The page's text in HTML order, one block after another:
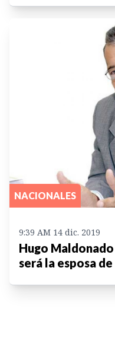
NACIONALES
9:39 AM 14 dic. 2019
Hugo Maldonado
será la esposa